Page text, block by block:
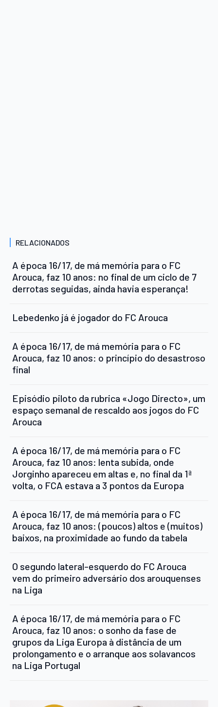
RELACIONADOS
A época 16/17, de má memória para o FC
Arouca, faz 10 anos: no final de um ciclo de 7
derrotas seguidas, ainda havia esperança!
Lebedenko já é jogador do FC Arouca
A época 16/17, de má memória para o FC
Arouca, faz 10 anos: o princípio do desastroso
final
Episódio piloto da rubrica «Jogo Directo», um
espaço semanal de rescaldo aos jogos do FC
Arouca
A época 16/17, de má memória para o FC
Arouca, faz 10 anos: lenta subida, onde
Jorginho apareceu em altas e, no final da 1ª
volta, o FCA estava a 3 pontos da Europa
A época 16/17, de má memória para o FC
Arouca, faz 10 anos: (poucos) altos e (muitos)
baixos, na proximidade ao fundo da tabela
O segundo lateral-esquerdo do FC Arouca
vem do primeiro adversário dos arouquenses
na Liga
A época 16/17, de má memória para o FC
Arouca, faz 10 anos: o sonho da fase de
grupos da Liga Europa à distância de um
prolongamento e o arranque aos solavancos
na Liga Portugal